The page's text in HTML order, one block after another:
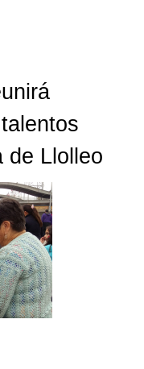
de Llolleo